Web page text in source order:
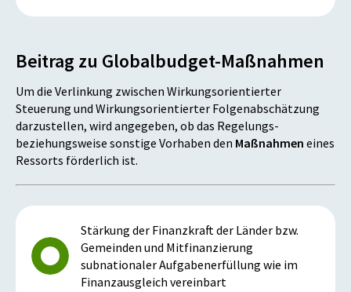
Beitrag zu Globalbudget-Maßnahmen
Um die Verlinkung zwischen Wirkungsorientierter
Steuerung und Wirkungsorientierter Folgenabschätzung
darzustellen, wird angegeben, ob das Regelungs-
beziehungsweise sonstige Vorhaben den Maßnahmen eines
Ressorts förderlich ist.
Stärkung der Finanzkraft der Länder bzw.
Gemeinden und Mitfinanzierung
subnationaler Aufgabenerfüllung wie im
Finanzausgleich vereinbart